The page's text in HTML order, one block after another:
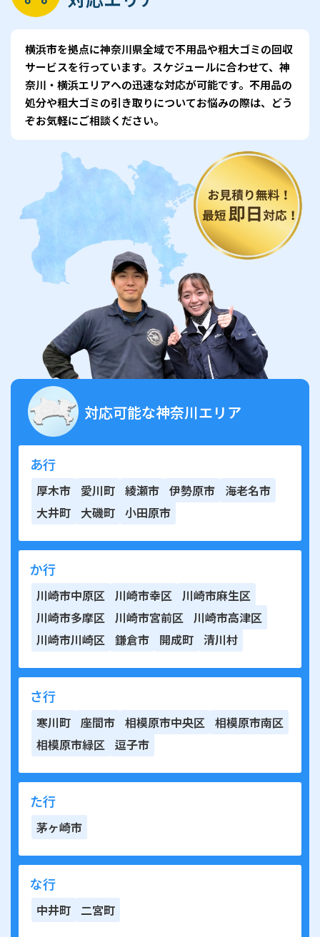
横浜市を拠点に神奈川県全域で不用品や粗大ゴミの回収
サービスを行っています。スケジュールに合わせて、神
奈川・横浜エリアへの迅速な対応が可能です。不用品の
処分や粗大ゴミの引き取りについてお悩みの際は、どう
ぞお気軽にご相談ください。
対応可能な神奈川エリア
あ行
厚木市 愛川町 綾瀬市 伊勢原市
海老名市
大井町
大磯町 小田原市
か行
川崎市中原区 川崎市幸区 川崎市麻生区
川崎市多摩区 川崎市宮前区 川崎市高津区
川崎市川崎区 鎌倉市 開成町 清川村
さ行
寒川町 座間市 相模原市中央区 相模原市南区
相模原市緑区 逗子市
た行
茅ヶ崎市
な行
中井町 二宮町